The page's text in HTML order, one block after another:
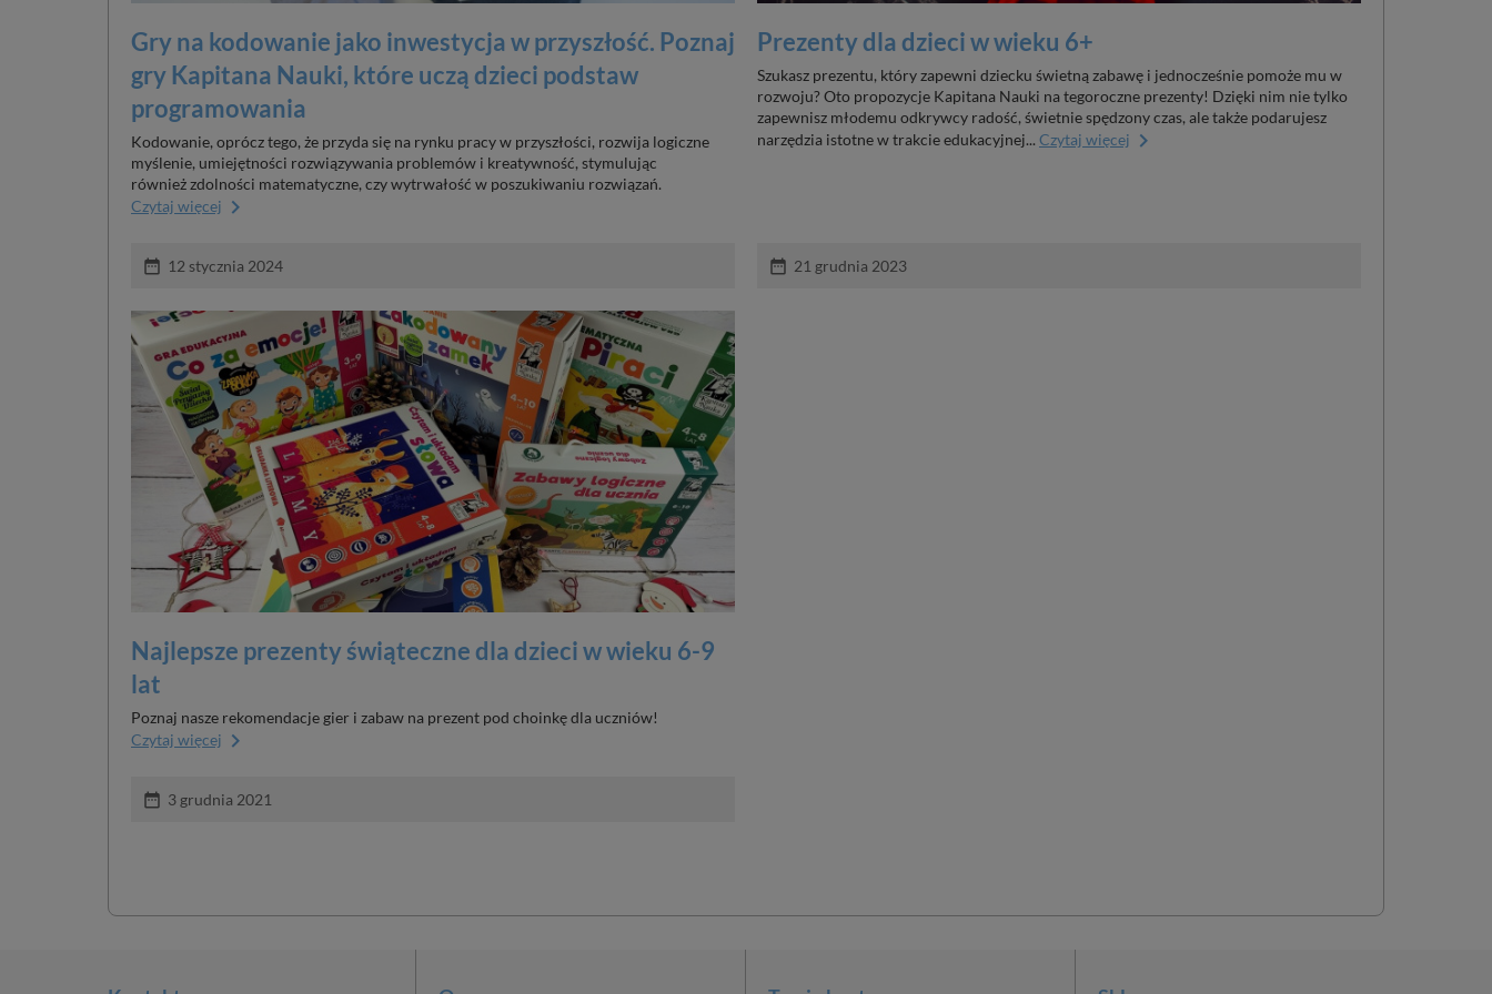
Gry na kodowanie jako inwestycja w przyszłość. Poznaj
gry Kapitana Nauki, które uczą dzieci podstaw
programowania
Kodowanie, oprócz tego, że przyda się na rynku pracy w przyszłości, rozwija logiczne
myślenie, umiejętności rozwiązywania problemów i kreatywność, stymulując
również zdolności matematyczne, czy wytrwałość w poszukiwaniu rozwiązań.
Czytaj więcej keyboard_arrow_right
date_range 12 stycznia 2024
Prezenty dla dzieci w wieku 6+
Szukasz prezentu, który zapewni dziecku świetną zabawę i jednocześnie pomoże mu w
rozwoju? Oto propozycje Kapitana Nauki na tegoroczne prezenty! Dzięki nim nie tylko
zapewnisz młodemu odkrywcy radość, świetnie spędzony czas, ale także podarujesz
narzędzia istotne w trakcie edukacyjnej... Czytaj więcej keyboard_arrow_right
date_range 21 grudnia 2023
Najlepsze prezenty świąteczne dla dzieci w wieku 6-9
lat
Poznaj nasze rekomendacje gier i zabaw na prezent pod choinkę dla uczniów!
Czytaj więcej keyboard_arrow_right
date_range 3 grudnia 2021